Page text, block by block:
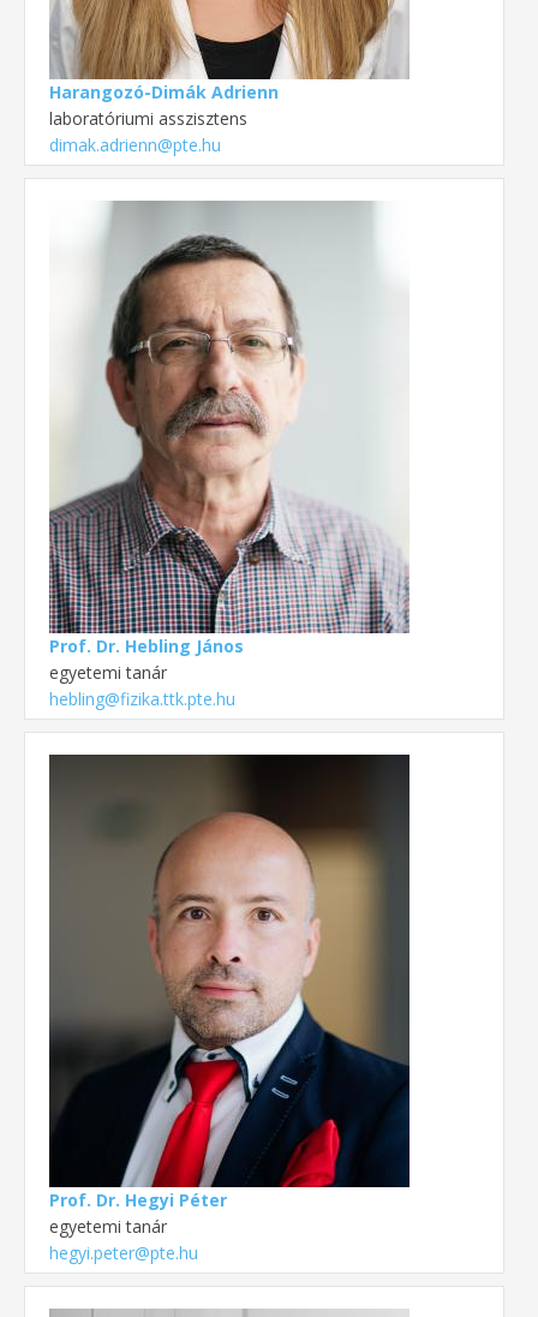
Harangozó-Dimák Adrienn
laboratóriumi asszisztens
dimak.adrienn@pte.hu
Prof. Dr. Hebling János
egyetemi tanár
hebling@fizika.ttk.pte.hu
Prof. Dr. Hegyi Péter
egyetemi tanár
hegyi.peter@pte.hu